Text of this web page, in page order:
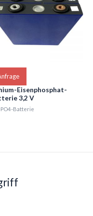
Eisenphosphat-
3,2 V
Batterie